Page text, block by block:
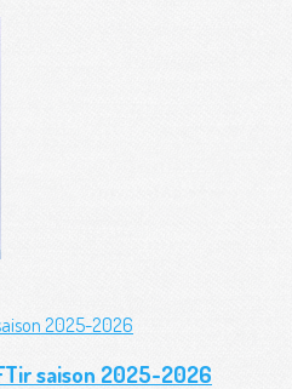
saison 2025-2026